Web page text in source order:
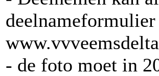
- de foto moet in